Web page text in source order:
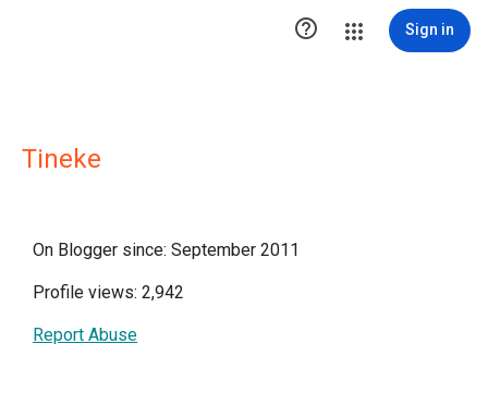
 Sign in
Tineke
On Blogger since: September 2011
Profile views: 2,942
Report Abuse